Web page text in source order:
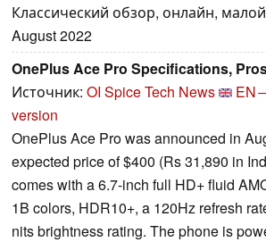
Классический обзор, онлайн,
August 2022
OnePlus Ace Pro Specifications,
Источник: OI Spice Tech News
version
OnePlus Ace Pro was announced in
expected price of $400 (Rs 31,890 in
comes with a 6.7-inch full HD+ fluid
1B colors, HDR10+, a 120Hz refresh
nits brightness rating. The phone is